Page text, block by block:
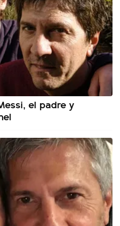
el padre y